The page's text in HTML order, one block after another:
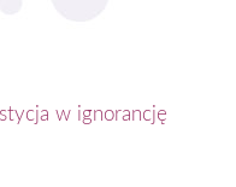
w ignorancję